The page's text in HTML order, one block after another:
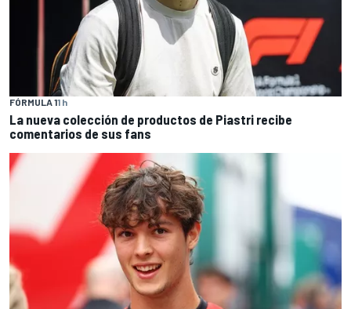
FÓRMULA 11 h
La nueva colección de productos de Piastri recibe
comentarios de sus fans